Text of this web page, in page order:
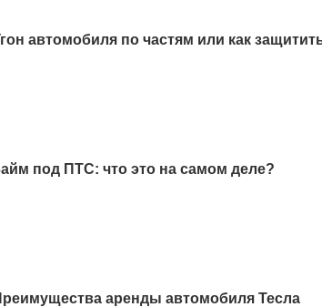
автомобиля по частям или как
под ПТС: что это на самом деле?
аренды автомобиля Тесла